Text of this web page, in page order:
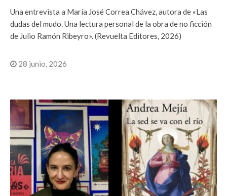
Una entrevista a María José Correa Chávez, autora de «Las
dudas del mudo. Una lectura personal de la obra de no ficción
de Julio Ramón Ribeyro». (Revuelta Editores, 2026)
28 junio, 2026